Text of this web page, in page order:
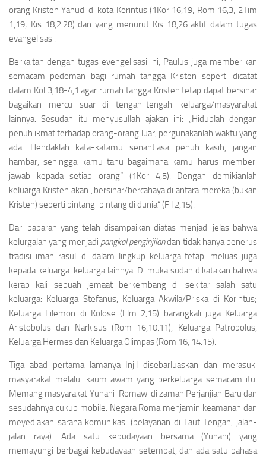
orang Kristen Yahudi di kota Korintus (1Kor 16,19; Rom 16,3; 2Tim
1,19; Kis 18,2.28) dan yang menurut Kis 18,26 aktif dalam tugas
evangelisasi.
Berkaitan dengan tugas evengelisasi ini, Paulus juga memberikan
semacam pedoman bagi rumah tangga Kristen seperti dicatat
dalam Kol 3,18-4,1 agar rumah tangga Kristen tetap dapat bersinar
bagaikan mercu suar di tengah-tengah keluarga/masyarakat
lainnya. Sesudah itu menyusullah ajakan ini: „Hiduplah dengan
penuh ikmat terhadap orang-orang luar, pergunakanlah waktu yang
ada. Hendaklah kata-katamu senantiasa penuh kasih, jangan
hambar, sehingga kamu tahu bagaimana kamu harus memberi
jawab kepada setiap orang“ (1Kor 4,5). Dengan demikianlah
keluarga Kristen akan „bersinar/bercahaya di antara mereka (bukan
Kristen) seperti bintang-bintang di dunia“ (Fil 2,15).
Dari paparan yang telah disampaikan diatas menjadi jelas bahwa
kelurgalah yang menjadi pangkal penginjilandan tidak hanya penerus
tradisi iman rasuli di dalam lingkup keluarga tetapi meluas juga
kepada keluarga-keluarga lainnya. Di muka sudah dikatakan bahwa
kerap kali sebuah jemaat berkembang di sekitar salah satu
keluarga: Keluarga Stefanus, Keluarga Akwila/Priska di Korintus;
Keluarga Filemon di Kolose (Flm 2,15) barangkali juga Keluarga
Aristobolus dan Narkisus (Rom 16,10.11), Keluarga Patrobolus,
Keluarga Hermes dan Keluarga Olimpas (Rom 16, 14.15).
Tiga abad pertama lamanya Injil disebarluaskan dan merasuki
masyarakat melalui kaum awam yang berkeluarga semacam itu.
Memang masyarakat Yunani-Romawi di zaman Perjanjian Baru dan
sesudahnya cukup mobile. Negara Roma menjamin keamanan dan
meyediakan sarana komunikasi (pelayanan di Laut Tengah, jalan-
jalan raya). Ada satu kebudayaan bersama (Yunani) yang
memayungi berbagai kebudayaan setempat, dan ada satu bahasa